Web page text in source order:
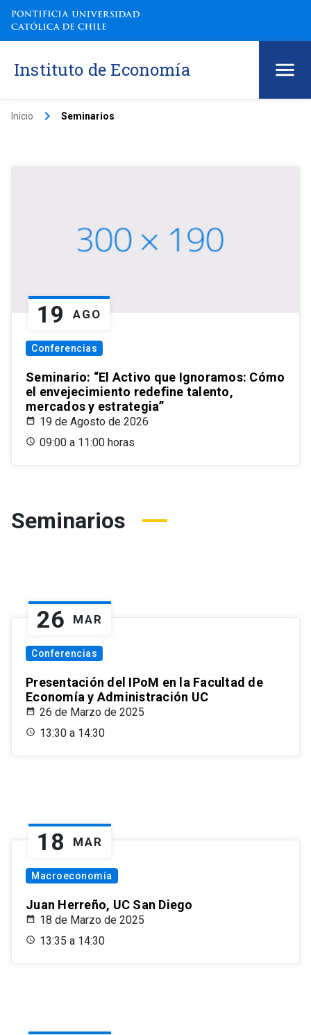
Instituto de Economía
Inicio keyboard_arrow_right Seminarios
19 AGO
Conferencias
Seminario: “El Activo que Ignoramos: Cómo
el envejecimiento redefine talento,
mercados y estrategia”
19 de Agosto de 2026
09:00 a 11:00 horas
Seminarios
26 MAR
Conferencias
Presentación del IPoM en la Facultad de
Economía y Administración UC
26 de Marzo de 2025
13:30 a 14:30
18 MAR
Macroeconomía
Juan Herreño, UC San Diego
18 de Marzo de 2025
13:35 a 14:30